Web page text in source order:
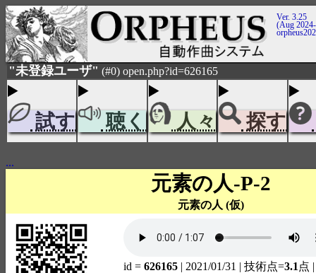
Ver. 3.25
(Aug
"未登録ユーザ" (#0) open.php?id=626165
試す 聴く 人々 探す
...
元素の人-P-2
元素の人 (仮)
id = 626165 | 2021/01/31 | 技術点=3.1 点